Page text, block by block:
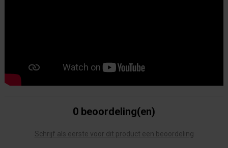
0 beoordeling(en)
Schrijf als eerste voor dit product een beoordeling